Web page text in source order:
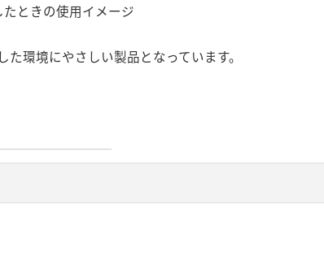
ときの使用イメージ
環境にやさしい製品となっています。